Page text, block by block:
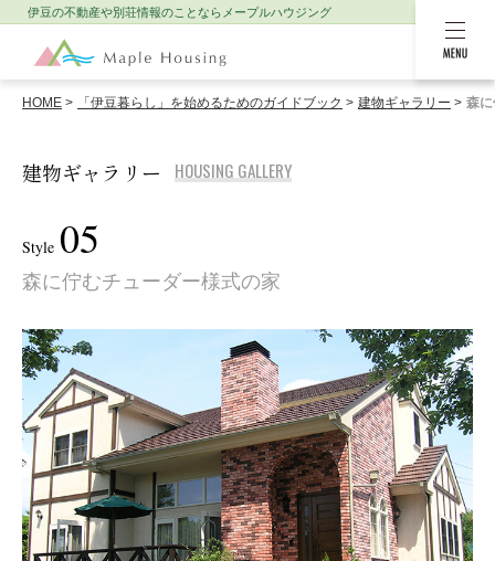
伊豆の不動産や別荘情報のことなら メープルハウジング
HOME 「伊豆暮らし」を始めるためのガイドブック 建物ギャラリー 森
建物ギャラリー HOUSING GALLERY
Style 05
森に佇むチューダー様式の家